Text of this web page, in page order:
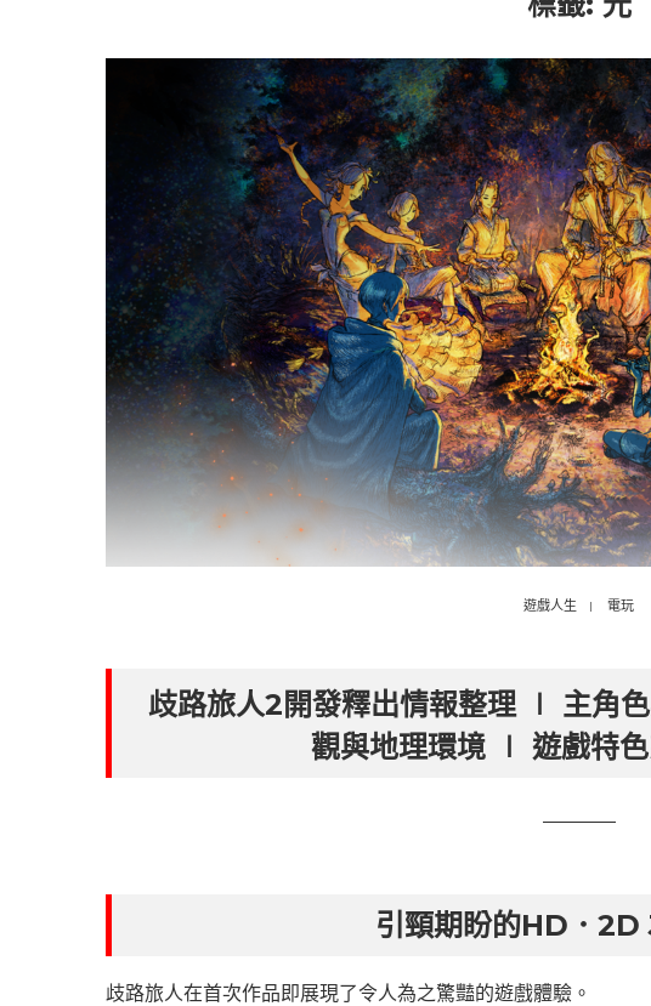
遊戲人生 電玩
歧路旅人2開發釋出情報整理 ∣ 主角
觀與地理環境 ∣ 遊戲特
引頸期盼的HD．2D
歧路旅人在首次作品即展現了令人為之驚豔的遊戲體驗。